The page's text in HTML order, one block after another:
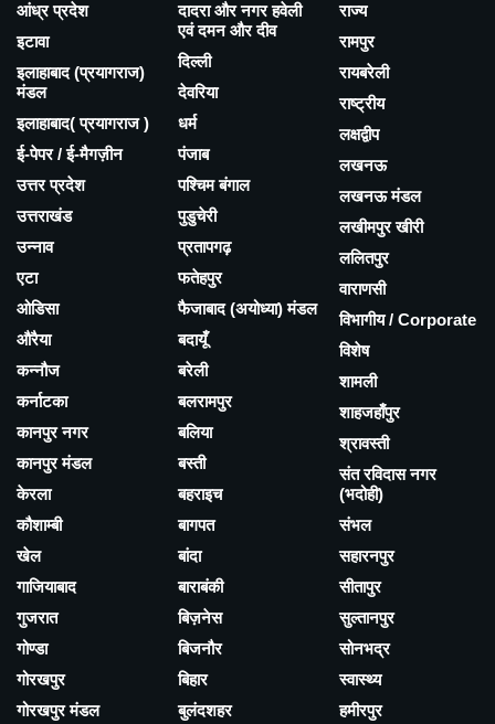
आंध्र प्रदेश
इटावा
इलाहाबाद (प्रयागराज)
मंडल
इलाहाबाद( प्रयागराज )
ई-पेपर / ई-मैगज़ीन
उत्तर प्रदेश
उत्तराखंड
उन्नाव
एटा
ओडिसा
औरैया
कन्नौज
कर्नाटका
कानपुर नगर
कानपुर मंडल
केरला
कौशाम्बी
खेल
गाजियाबाद
गुजरात
गोण्डा
गोरखपुर
गोरखपुर मंडल
दादरा और नगर हवेली
एवं दमन और दीव
दिल्ली
देवरिया
धर्म
पंजाब
पश्चिम बंगाल
पुडुचेरी
प्रतापगढ़
फतेहपुर
फैजाबाद (अयोध्या) मंडल
बदायूँ
बरेली
बलरामपुर
बलिया
बस्ती
बहराइच
बागपत
बांदा
बाराबंकी
बिज़नेस
बिजनौर
बिहार
बुलंदशहर
राज्य
रामपुर
रायबरेली
राष्ट्रीय
लक्षद्वीप
लखनऊ
लखनऊ मंडल
लखीमपुर खीरी
ललितपुर
वाराणसी
विभागीय / Corporate
विशेष
शामली
शाहजहाँपुर
श्रावस्ती
संत रविदास नगर
(भदोही)
संभल
सहारनपुर
सीतापुर
सुल्तानपुर
सोनभद्र
स्वास्थ्य
हमीरपुर